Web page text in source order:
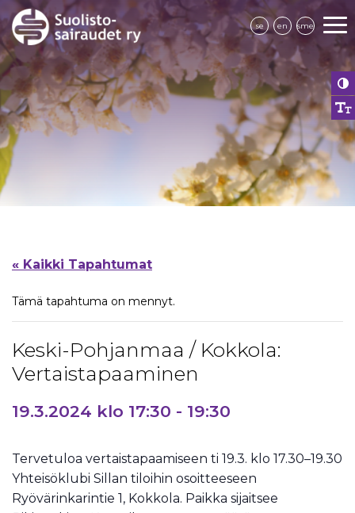
se en sme
« Kaikki Tapahtumat
Tämä tapahtuma on mennyt.
Keski-Pohjanmaa / Kokkola:
Vertaistapaaminen
19.3.2024 klo 17:30 - 19:30
Tervetuloa vertaistapaamiseen ti 19.3. klo 17.30–19.30
Yhteisöklubi Sillan tiloihin osoitteeseen
Ryövärinkarintie 1, Kokkola. Paikka sijaitsee